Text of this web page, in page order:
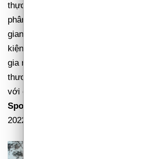
thực dụng mà nó đem lại. Nổi bật
phân khúc xe hạng C được đánh
gian nội thất rộng rãi, vận hành tối
kiện địa hình, điển hình như
gia nhập thị trường Việt Nam
thương hiệu Kia đã nhanh chóng
với doanh số khá ấn tượng. Đáng
Sportage
2022 của Kia trên toàn cầu với hơn